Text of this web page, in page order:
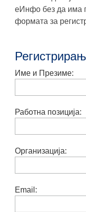
еИнфо без да има
формата за
Име и Презиме:
Работна позиција:
Организација:
Email: